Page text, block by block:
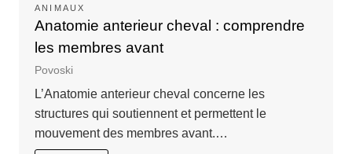
ANIMAUX
Anatomie anterieur cheval : comprendre
les membres avant
Povoski
L’Anatomie anterieur cheval concerne les
structures qui soutiennent et permettent le
mouvement des membres avant.…